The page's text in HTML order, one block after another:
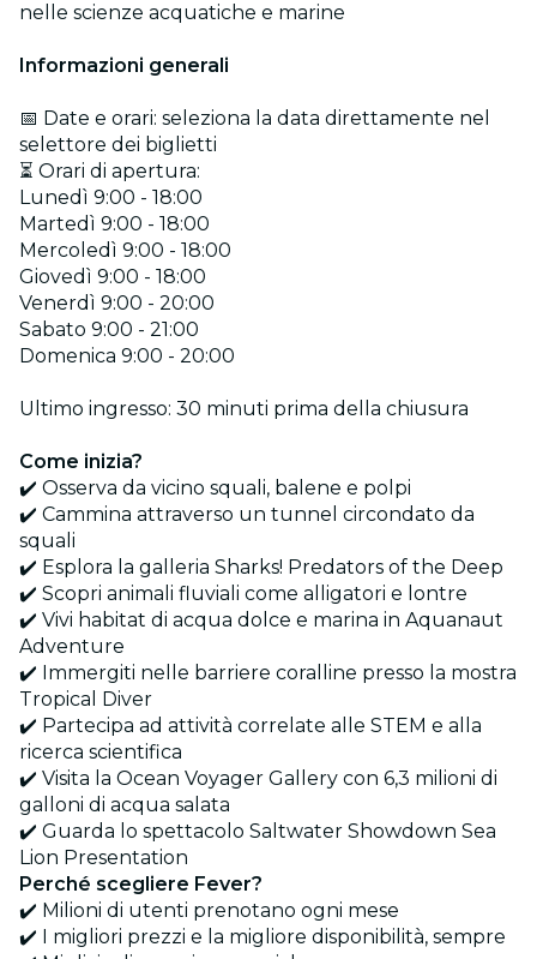
nelle scienze acquatiche e marine
Informazioni generali
📅 Date e orari: seleziona la data direttamente nel
selettore dei biglietti
⏳ Orari di apertura:
Lunedì 9:00 - 18:00
Martedì 9:00 - 18:00
Mercoledì 9:00 - 18:00
Giovedì 9:00 - 18:00
Venerdì 9:00 - 20:00
Sabato 9:00 - 21:00
Domenica 9:00 - 20:00
Ultimo ingresso: 30 minuti prima della chiusura
Come inizia?
✔️ Osserva da vicino squali, balene e polpi
✔️ Cammina attraverso un tunnel circondato da
squali
✔️ Esplora la galleria Sharks! Predators of the Deep
✔️ Scopri animali fluviali come alligatori e lontre
✔️ Vivi habitat di acqua dolce e marina in Aquanaut
Adventure
✔️ Immergiti nelle barriere coralline presso la mostra
Tropical Diver
✔️ Partecipa ad attività correlate alle STEM e alla
ricerca scientifica
✔️ Visita la Ocean Voyager Gallery con 6,3 milioni di
galloni di acqua salata
✔️ Guarda lo spettacolo Saltwater Showdown Sea
Lion Presentation
Perché scegliere Fever?
✔️ Milioni di utenti prenotano ogni mese
✔️ I migliori prezzi e la migliore disponibilità, sempre